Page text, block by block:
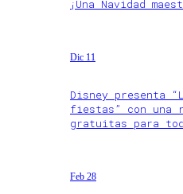
¡Una Navidad
Dic 11
Disney presenta
fiestas” con una
gratuitas para
Feb 28